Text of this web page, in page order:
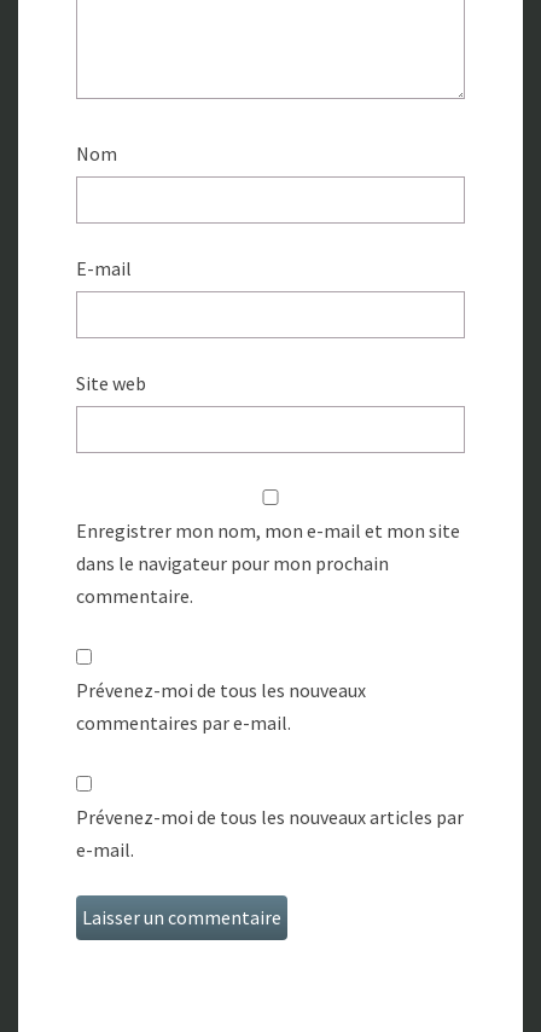
Nom
E-mail
Site web
Enregistrer mon nom, mon e-mail et mon site
dans le navigateur pour mon prochain
commentaire.
Prévenez-moi de tous les nouveaux
commentaires par e-mail.
Prévenez-moi de tous les nouveaux articles par
e-mail.